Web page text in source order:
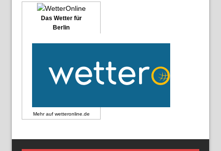
Das Wetter für
Berlin
Mehr auf wetteronline.de